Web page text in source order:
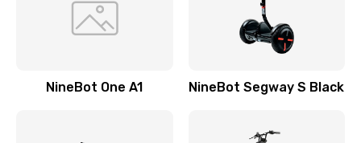
NineBot One A1 NineBot Segway S Black